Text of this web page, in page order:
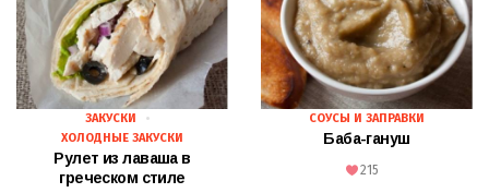
ЗАКУСКИ
ХОЛОДНЫЕ ЗАКУСКИ
Рулет из лаваша в
греческом стиле
СОУСЫ И ЗАПРАВКИ
Баба-гануш
215